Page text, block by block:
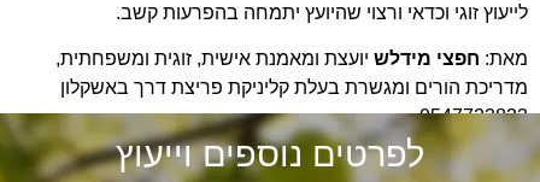
לייעוץ זוגי וכדאי ורצוי שהיועץ יתמחה בהפרעות קשב.
מאת: חפצי מידלש יועצת ומאמנת אישית, זוגית ומשפחתית,
מדריכת הורים ומגשרת בעלת קליניקת פריצת דרך באשקלון
0547723833
לפרטים נוספים וייעוץ